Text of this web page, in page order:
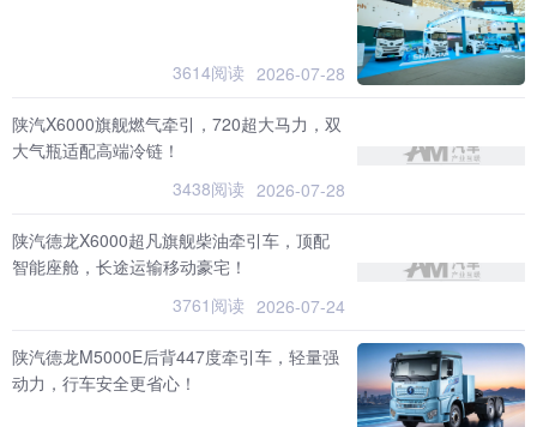
3614阅读 2026-07-28
陕汽X6000旗舰燃气牵引，720超大马力，双
大气瓶适配高端冷链！
3438阅读 2026-07-28
陕汽德龙X6000超凡旗舰柴油牵引车，顶配
智能座舱，长途运输移动豪宅！
3761阅读 2026-07-24
陕汽德龙M5000E后背447度牵引车，轻量强
动力，行车安全更省心！